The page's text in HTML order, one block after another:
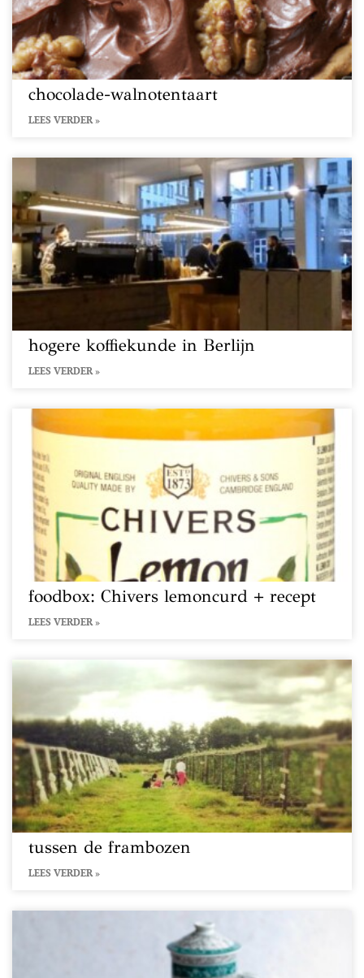
chocolade-walnotentaart
LEES VERDER »
hogere koffiekunde in Berlijn
LEES VERDER »
foodbox: Chivers lemoncurd + recept
LEES VERDER »
tussen de frambozen
LEES VERDER »